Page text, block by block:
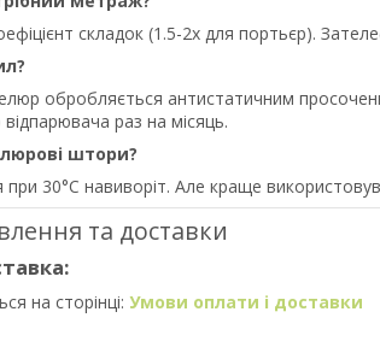
складок (1.5-2x для портьєр).
обробляється антистатичним
раз на місяць.
штори?
при 30°C навиворіт. Але краще
та доставки
на сторінці: Умови оплати і доставки